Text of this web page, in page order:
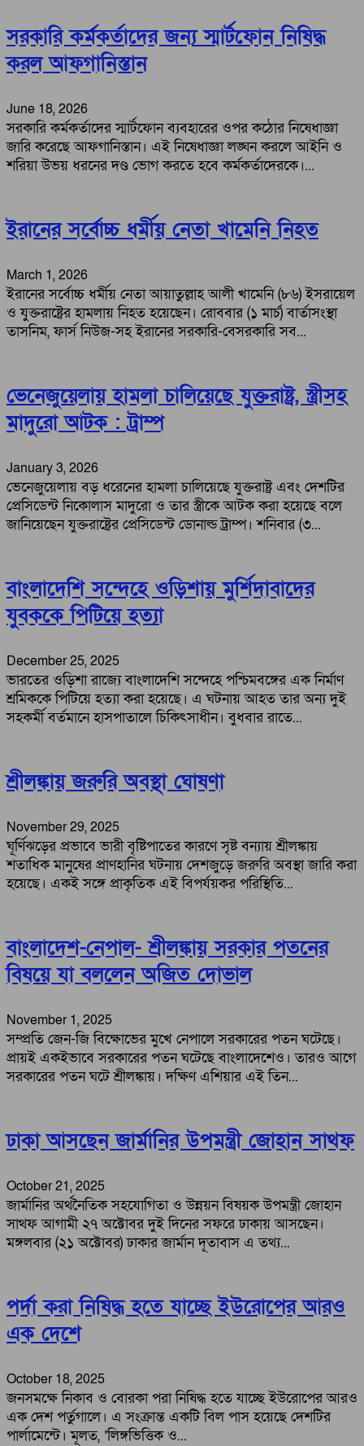
সরকারি কর্মকর্তাদের জন্য স্মার্টফোন নিষিদ্ধ
করল আফগানিস্তান
June 18, 2026
সরকারি কর্মকর্তাদের স্মার্টফোন ব্যবহারের ওপর কঠোর নিষেধাজ্ঞা
জারি করেছে আফগানিস্তান। এই নিষেধাজ্ঞা লঙ্ঘন করলে আইনি ও
শরিয়া উভয় ধরনের দণ্ড ভোগ করতে হবে কর্মকর্তাদেরকে।...
ইরানের সর্বোচ্চ ধর্মীয় নেতা খামেনি নিহত
March 1, 2026
ইরানের সর্বোচ্চ ধর্মীয় নেতা আয়াতুল্লাহ আলী খামেনি (৮৬) ইসরায়েল
ও যুক্তরাষ্ট্রের হামলায় নিহত হয়েছেন। রোববার (১ মার্চ) বার্তাসংস্থা
তাসনিম, ফার্স নিউজ-সহ ইরানের সরকারি-বেসরকারি সব...
ভেনেজুয়েলায় হামলা চালিয়েছে যুক্তরাষ্ট্র, স্ত্রীসহ
মাদুরো আটক : ট্রাম্প
January 3, 2026
ভেনেজুয়েলায় বড় ধরেনের হামলা চালিয়েছে যুক্তরাষ্ট্র এবং দেশটির
প্রেসিডেন্ট নিকোলাস মাদুরো ও তার স্ত্রীকে আটক করা হয়েছে বলে
জানিয়েছেন যুক্তরাষ্ট্রের প্রেসিডেন্ট ডোনাল্ড ট্রাম্প। শনিবার (৩...
বাংলাদেশি সন্দেহে ওড়িশায় মুর্শিদাবাদের
যুবককে পিটিয়ে হত্যা
December 25, 2025
ভারতের ওড়িশা রাজ্যে বাংলাদেশি সন্দেহে পশ্চিমবঙ্গের এক নির্মাণ
শ্রমিককে পিটিয়ে হত্যা করা হয়েছে। এ ঘটনায় আহত তার অন্য দুই
সহকর্মী বর্তমানে হাসপাতালে চিকিৎসাধীন। বুধবার রাতে...
শ্রীলঙ্কায় জরুরি অবস্থা ঘোষণা
November 29, 2025
ঘূর্ণিঝড়ের প্রভাবে ভারী বৃষ্টিপাতের কারণে সৃষ্ট বন্যায় শ্রীলঙ্কায়
শতাধিক মানুষের প্রাণহানির ঘটনায় দেশজুড়ে জরুরি অবস্থা জারি করা
হয়েছে। একই সঙ্গে প্রাকৃতিক এই বিপর্যয়কর পরিস্থিতি...
বাংলাদেশ-নেপাল- শ্রীলঙ্কায় সরকার পতনের
বিষয়ে যা বললেন অজিত দোভাল
November 1, 2025
সম্প্রতি জেন-জি বিক্ষোভের মুখে নেপালে সরকারের পতন ঘটেছে।
প্রায়ই একইভাবে সরকারের পতন ঘটেছে বাংলাদেশেও। তারও আগে
সরকারের পতন ঘটে শ্রীলঙ্কায়। দক্ষিণ এশিয়ার এই তিন...
ঢাকা আসছেন জার্মানির উপমন্ত্রী জোহান সাথফ
October 21, 2025
জার্মানির অর্থনৈতিক সহযোগিতা ও উন্নয়ন বিষয়ক উপমন্ত্রী জোহান
সাথফ আগামী ২৭ অক্টোবর দুই দিনের সফরে ঢাকায় আসছেন।
মঙ্গলবার (২১ অক্টোবর) ঢাকার জার্মান দূতাবাস এ তথ্য...
পর্দা করা নিষিদ্ধ হতে যাচ্ছে ইউরোপের আরও
এক দেশে
October 18, 2025
জনসমক্ষে নিকাব ও বোরকা পরা নিষিদ্ধ হতে যাচ্ছে ইউরোপের আরও
এক দেশ পর্তুগালে। এ সংক্রান্ত একটি বিল পাস হয়েছে দেশটির
পার্লামেন্টে। মূলত, ‘লিঙ্গভিত্তিক ও...